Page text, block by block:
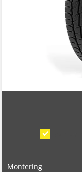
Montering